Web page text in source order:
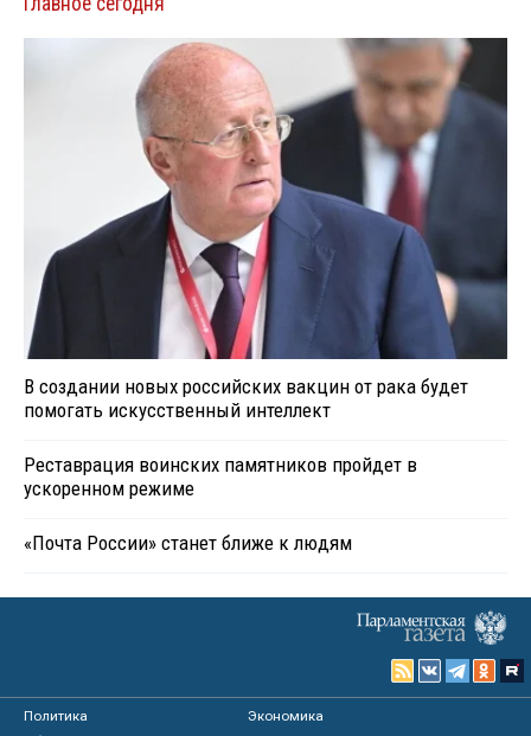
В создании новых российских вакцин от рака будет
помогать искусственный интеллект
Реставрация воинских памятников пройдет в
ускоренном режиме
«Почта России» станет ближе к людям
Политика
Экономика